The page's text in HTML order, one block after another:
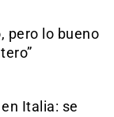
pero lo bueno
Italia: se